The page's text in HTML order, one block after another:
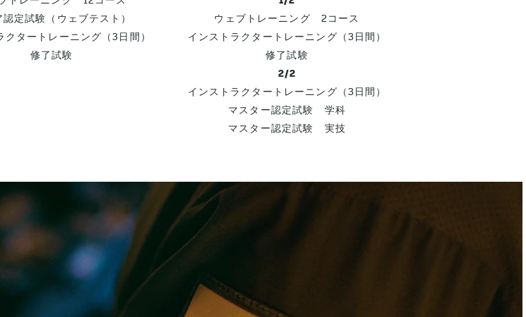
認定試験（ウェブテスト）
クタートレーニング（3日間）
修了試験
ウェブトレーニング 2コース
インストラクタートレーニング（3日間）
修了試験
2/2
インストラクタートレーニング（3日間）
マスター認定試験 学科
マスター認定試験 実技